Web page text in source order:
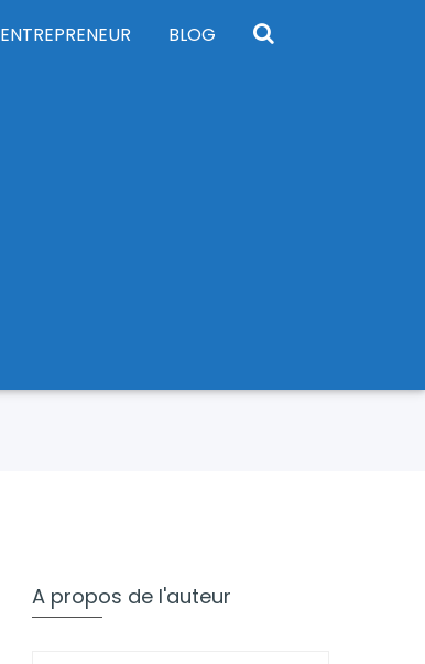
ENTREPRENEUR BLOG
A propos de l'auteur